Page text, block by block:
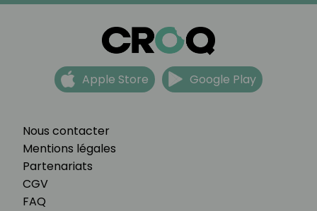
Nous contacter
Mentions légales
Partenariats
CGV
FAQ
Apple Store Google Play